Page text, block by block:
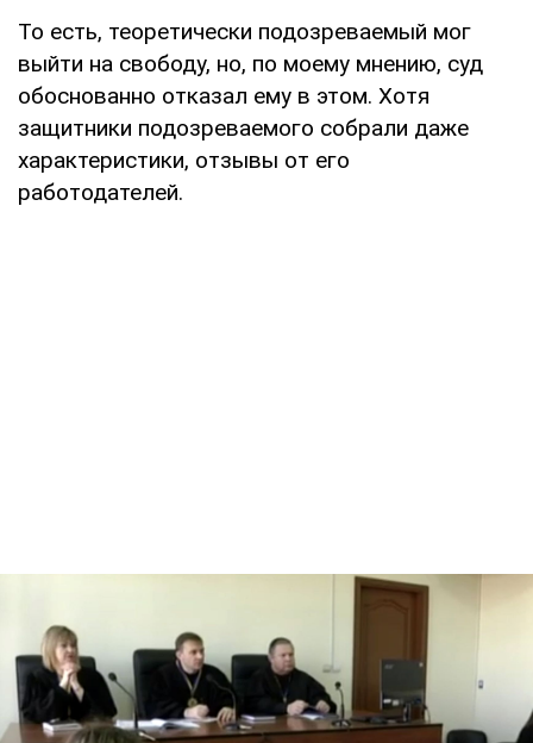
То есть, теоретически подозреваемый мог
выйти на свободу, но, по моему мнению, суд
обоснованно отказал ему в этом. Хотя
защитники подозреваемого собрали даже
характеристики, отзывы от его
работодателей.